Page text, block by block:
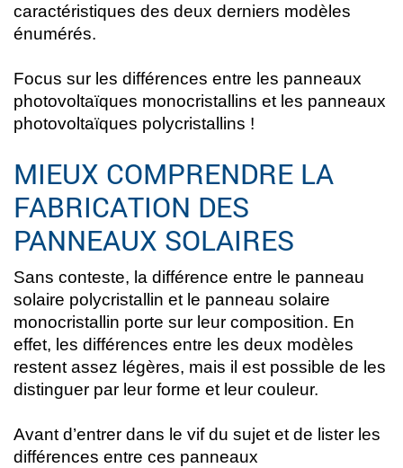
caractéristiques des deux derniers modèles
énumérés.
Focus sur les différences entre les panneaux
photovoltaïques monocristallins et les panneaux
photovoltaïques polycristallins !
MIEUX COMPRENDRE LA
FABRICATION DES
PANNEAUX SOLAIRES
Sans conteste, la différence entre le panneau
solaire polycristallin et le panneau solaire
monocristallin porte sur leur composition. En
effet, les différences entre les deux modèles
restent assez légères, mais il est possible de les
distinguer par leur forme et leur couleur.
Avant d’entrer dans le vif du sujet et de lister les
différences entre ces panneaux